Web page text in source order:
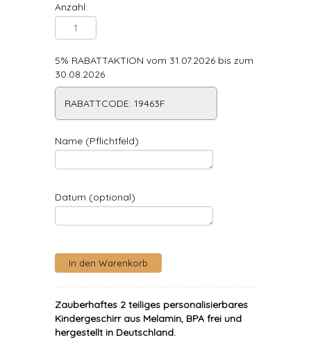
Anzahl:
5% RABATTAKTION vom 31.07.2026 bis zum
30.08.2026
RABATTCODE: 19463F
Name (Pflichtfeld)
Datum (optional)
Zauberhaftes 2 teiliges personalisierbares
Kindergeschirr aus Melamin, BPA frei und
hergestellt in Deutschland.